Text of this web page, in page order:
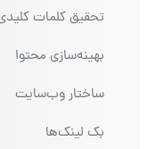
تحقیق کلمات
بهینه‌سازی محتوا
ساختار وب‌سایت
بک لینک‌ها